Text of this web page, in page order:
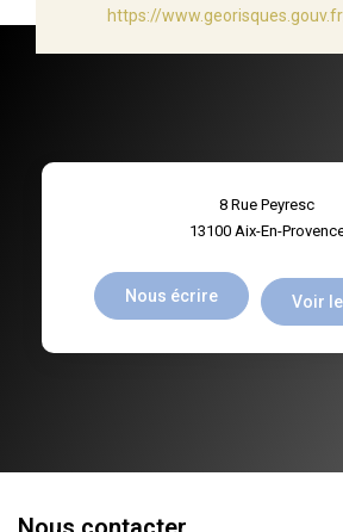
https://
8 Rue Peyresc
13100 Aix-En-
Nous écrire Voir